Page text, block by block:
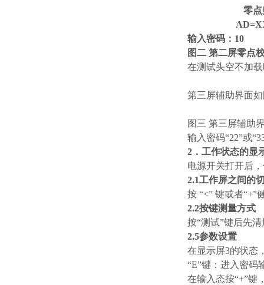
零点
输入密码：10
图二 第二屏零点
在测试头空不加
第三屏辅助界面
图三 第三屏辅助
输入密码“22”或
2．工作状态的显
电源开关打开后
2.1工作屏之间的
按 “<” 键或者“+”
2.2按键测量方式
按“测试”键后先
2.5参数设置
在显示屏3的状态
“E”键：进入密码
在输入态按“+”键